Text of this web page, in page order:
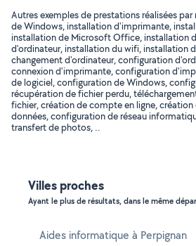
Autres exemples de prestations réalisées
de Windows, installation d'imprimante,
installation de Microsoft Office, installation
d'ordinateur, installation du wifi, installation
changement d'ordinateur, configuration
connexion d'imprimante, configuration
de logiciel, configuration de Windows,
récupération de fichier perdu,
fichier, création de compte en ligne,
données, configuration de réseau
transfert de photos, ..
Villes proches
Ayant le plus de résultats, dans le même
Aides informatique à Perpignan